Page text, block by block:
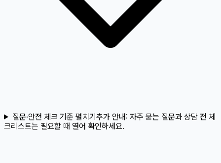
질문·안전 체크 기준 펼치기추가 안내: 자주 묻는 질문과 상담 전 체
크리스트는 필요할 때 열어 확인하세요.